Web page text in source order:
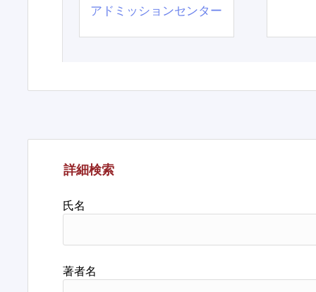
アドミッションセンター
詳細検索
氏名
著者名